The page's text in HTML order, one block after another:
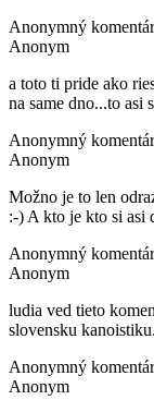
Anonymný
Anonym
a toto ti pride ako
na same dno...to asi
Anonymný
Anonym
Možno je to len
:-) A kto je kto si asi
Anonymný
Anonym
ludia ved tieto
slovensku
Anonymný
Anonym